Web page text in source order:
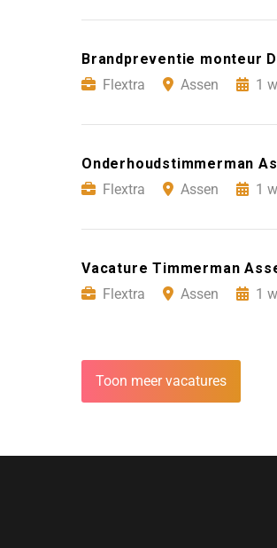
Brandpreventie monteur
Flextra
Assen 1
Onderhoudstimmerman
Flextra
Assen 1
Vacature Timmerman
Flextra
Assen 1
Toon meer vacatures